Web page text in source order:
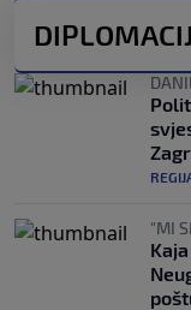
"MI